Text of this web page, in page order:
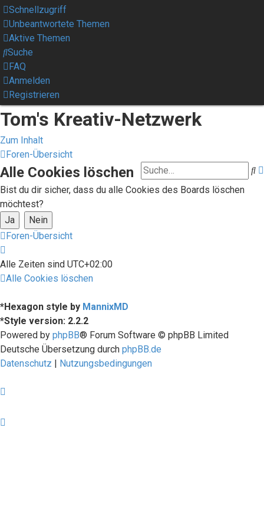
Schnellzugriff
Unbeantwortete Themen
Aktive Themen
Suche
FAQ
Anmelden
Registrieren
Tom's Kreativ-Netzwerk
Zum Inhalt
Foren-Übersicht
Alle Cookies löschen
Bist du dir sicher, dass du alle Cookies des Boards löschen
möchtest?
Foren-Übersicht
Alle Zeiten sind UTC+02:00
Alle Cookies löschen
*Hexagon style by MannixMD
*Style version: 2.2.2
Powered by phpBB® Forum Software © phpBB Limited
Deutsche Übersetzung durch phpBB.de
Datenschutz | Nutzungsbedingungen